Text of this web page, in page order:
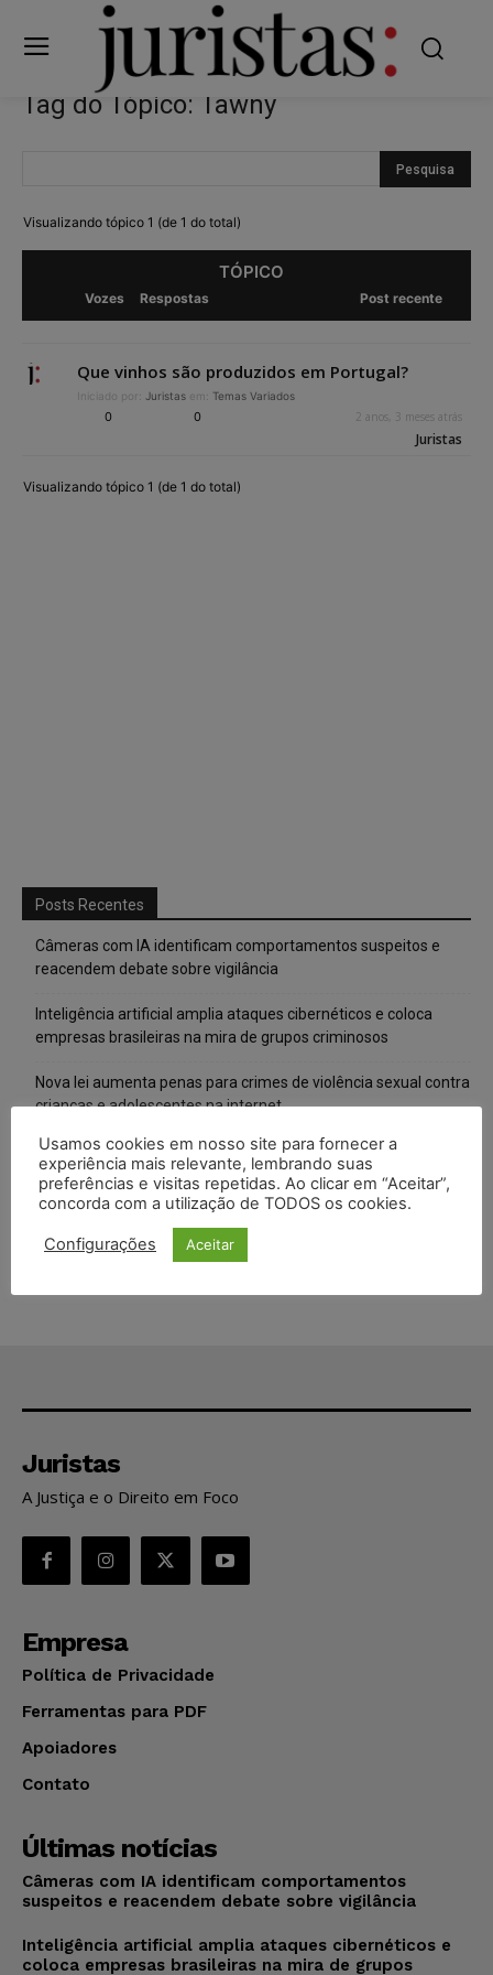
Tag do Tópico: Tawny
Visualizando tópico 1 (de 1 do total)
TÓPICO
Vozes Respostas Post recente
Que vinhos são produzidos em Portugal?
Iniciado por: Juristas em: Temas Variados
0 0 2 anos, 3 meses atrás
Juristas
Visualizando tópico 1 (de 1 do total)
Posts Recentes
Câmeras com IA identificam comportamentos suspeitos e
reacendem debate sobre vigilância
Inteligência artificial amplia ataques cibernéticos e coloca
empresas brasileiras na mira de grupos criminosos
Nova lei aumenta penas para crimes de violência sexual contra
crianças e adolescentes na internet
Alemanha planeja reformar “minijobs” e ampliar contribuição
previdenciária
Ex-marido de Maria da Penha é preso novamente por
descumprir medida protetiva
Juristas
A Justiça e o Direito em Foco
Empresa
Política de Privacidade
Ferramentas para PDF
Apoiadores
Contato
Últimas notícias
Câmeras com IA identificam comportamentos
suspeitos e reacendem debate sobre vigilância
Inteligência artificial amplia ataques cibernéticos e
coloca empresas brasileiras na mira de grupos
Usamos cookies em nosso site para fornecer a
experiência mais relevante, lembrando suas
preferências e visitas repetidas. Ao clicar em “Aceitar”,
concorda com a utilização de TODOS os cookies.
Configurações Aceitar